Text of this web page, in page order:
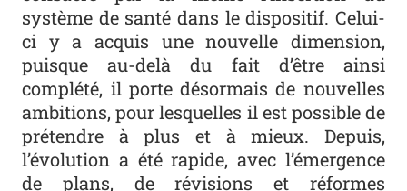
système de santé dans le dispositif. Celui-
ci y a acquis une nouvelle dimension,
puisque au-delà du fait d’être ainsi
complété, il porte désormais de nouvelles
ambitions, pour lesquelles il est possible de
prétendre à plus et à mieux. Depuis,
l’évolution a été rapide, avec l’émergence
de plans, de révisions et réformes